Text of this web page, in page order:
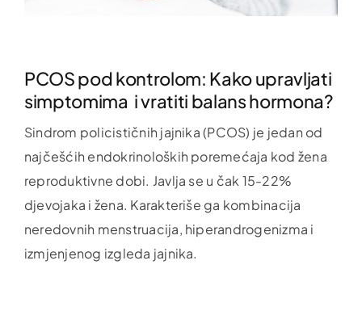
PCOS pod kontrolom: Kako upravljati
simptomima i vratiti balans hormona?
Sindrom policističnih jajnika (PCOS) je jedan od
najčešćih endokrinoloških poremećaja kod žena
reproduktivne dobi. Javlja se u čak 15-22%
djevojaka i žena. Karakteriše ga kombinacija
neredovnih menstruacija, hiperandrogenizma i
izmjenjenog izgleda jajnika.